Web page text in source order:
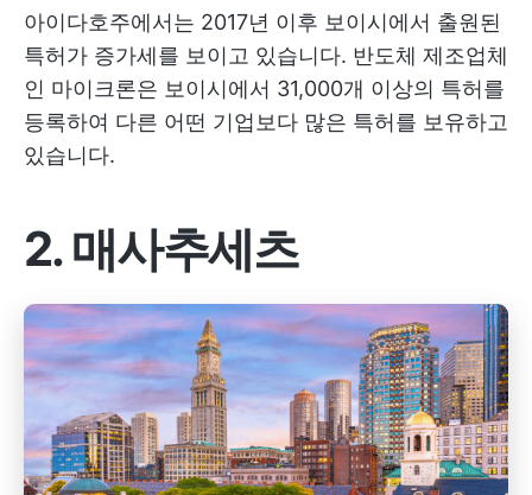
아이다호주에서는 2017년 이후 보이시에서 출원된
특허가 증가세를 보이고 있습니다. 반도체 제조업체
인 마이크론은 보이시에서 31,000개 이상의 특허를
등록하여 다른 어떤 기업보다 많은 특허를 보유하고
있습니다.
2. 매사추세츠